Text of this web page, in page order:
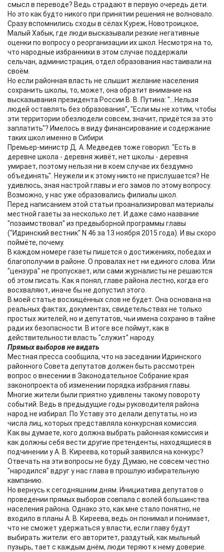
смысл в переводе? Ведь страдают в первую очередь дети.
Но это как будто никого при принятии решения не волновало.
Сразу вспомнились сходы в сёлах Куреж, Новотроицкое,
Малый Хабык, где люди высказывали резкие негативные
оценки по вопросу о реорганизации их школ. Несмотря на то,
что народные избранники в этом случае поддержали
сельчан, администрация, отдел образования настаивали на
своём.
Но если районная власть не слышит желание населения
сохранить школы, то, может, она обратит внимание на
высказывания президента России В. В. Путина: "...Нельзя
людей оставлять без образования", "Если мы не хотим, чтобы
эти территории обезлюдели совсем, значит, придётся за это
заплатить"? Имелось в виду финансирование и содержание
таких школ именно в Сибири.
Премьер-министр Д. А. Медведев тоже говорил: "Есть в
деревне школа - деревня живёт, нет школы - деревня
умирает, поэтому нельзя ни в коем случае их бездумно
объединять". Неужели и к этому никто не прислушается? Не
удивлюсь, зная настрой главы и его замов по этому вопросу.
Возможно, у нас уже образовались филиалы школ.
Перед написанием этой статьи проанализировал материалы
местной газеты за несколько лет. И даже само название
"позаимствовал" из предвыборной программы главы
("Идринский вестник" N 46 за 13 ноября 2015 года). И вы скоро
поймёте, почему.
В каждом номере газеты пишется о достижениях, победах и
благополучии в районе. О провалах нет ни единого слова. Или
"цензура" не пропускает, или сами журналисты не решаются
об этом писать. Как я понял, главе района лестно, когда его
восхваляют, иначе бы не допустил этого.
В моей статье восхищённых слов не будет. Она основана на
реальных фактах, документах, свидетельствах не только
простых жителей, но и депутатов, чьи имена сохраню в тайне
ради их безопасности. В итоге все поймут, как в
действительности власть "служит" народу.
Прямых выборов не видать
Местная пресса сообщила, что на заседании Идринского
районного Совета депутатов должен быть рассмотрен
вопрос о внесении в Законодательное Собрание края
законопроекта об изменении порядка избрания главы.
Многие жители были приятно удивлены такому повороту
событий. Ведь в предыдущие годы руководителя района
народ не избирал. По Уставу это делали депутаты, но из
числа лиц, которых представляла конкурсная комиссия.
Как вы думаете, кого должна выбрать районная комиссия и
как должны себя вести другие претенденты, находящиеся в
подчинении у А. В. Киреева, который заявился на конкурс?
Отвечать на эти вопросы не буду. Думаю, не совсем честно
"народился" вдруг у нас глава в прошлую избирательную
кампанию.
Но вернусь к сегодняшним дням. Инициатива депутатов о
проведении прямых выборов совпала с волей большинства
населения района. Однако это, как мне стало понятно, не
входило в планы А. В. Киреева, ведь он понимал и понимает,
что не сможет удержаться у власти, если главу будут
выбирать жители: его авторитет, раздутый, как мыльный
пузырь, тает с каждым днём, люди теряют к нему доверие.